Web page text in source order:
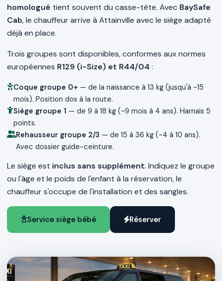
homologué tient souvent du casse-tête. Avec BaySafe
Cab, le chauffeur arrive à Attainville avec le siège adapté
déjà en place.
Trois groupes sont disponibles, conformes aux normes
européennes R129 (i-Size) et R44/04 :
Coque groupe 0+ — de la naissance à 13 kg (jusqu'à ~15
mois). Position dos à la route.
Siège groupe 1 — de 9 à 18 kg (~9 mois à 4 ans). Harnais 5
points.
Rehausseur groupe 2/3 — de 15 à 36 kg (~4 à 10 ans).
Avec dossier guide-ceinture.
Le siège est inclus sans supplément. Indiquez le groupe
ou l'âge et le poids de l'enfant à la réservation, le
chauffeur s'occupe de l'installation et des sangles.
Service siège bébé Réserver